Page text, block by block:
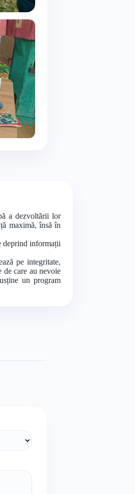
a dezvoltării lor
maximă, însă în
deprind informații
pe integritate,
care au nevoie
un program